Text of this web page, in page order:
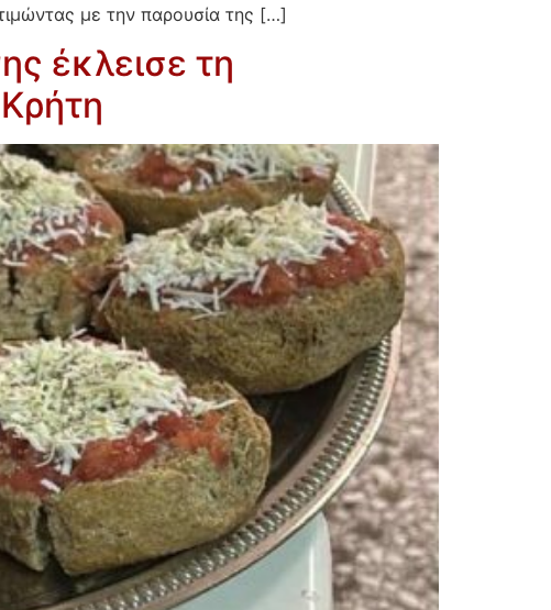
με την παρουσία της […]
έκλεισε τη